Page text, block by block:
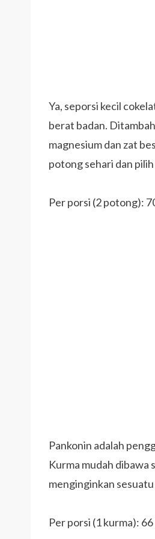
Ya, seporsi kecil
berat badan.
magnesium dan zat
potong sehari dan
Per porsi (2 potong):
Pankonin adalah
Kurma mudah dibawa
menginginkan
Per porsi (1 kurma):